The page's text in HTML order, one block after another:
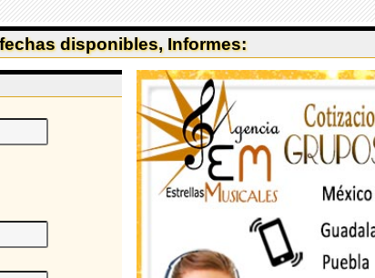
disponibles, Informes: